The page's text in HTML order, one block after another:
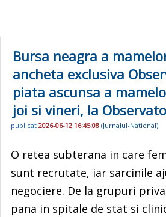
Bursa neagra a
ancheta exclusiva
piata ascunsa a
joi si vineri, la
publicat 2026-06-12 16:45:08 (Jurnalul-National)
O retea subterana in care
sunt recrutate, iar sarcinile
negociere. De la grupuri
pana in spitale de stat si